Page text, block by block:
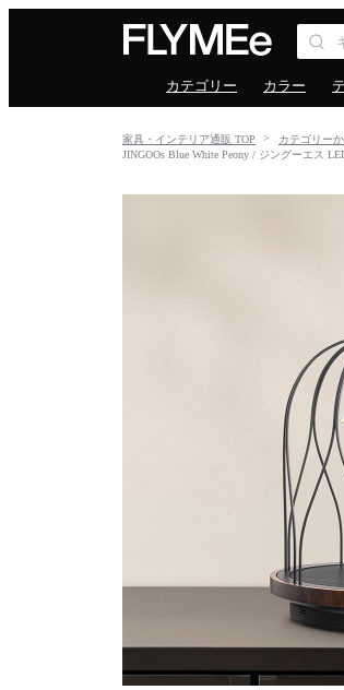
カテゴリー カラー
家具・インテリア通販 TOP カテゴリー
JINGOOs Blue White Peony / ジングーエス